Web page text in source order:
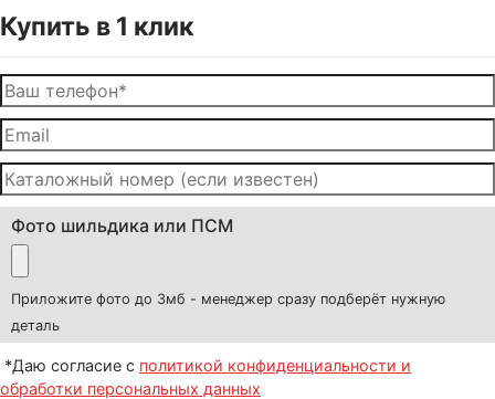
Купить в 1 клик
Фото шильдика или ПСМ
Приложите фото до 3мб - менеджер сразу подберёт нужную
деталь
*Даю согласие с политикой конфиденциальности и
обработки персональных данных